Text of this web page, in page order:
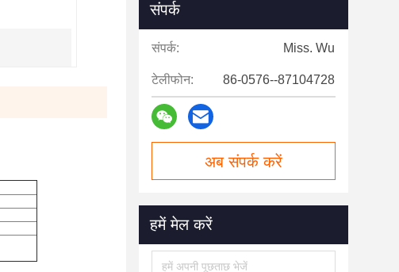
संपर्क
संपर्क: Miss. Wu
टेलीफोन: 86-0576--87104728
अब संपर्क करें
हमें मेल करें